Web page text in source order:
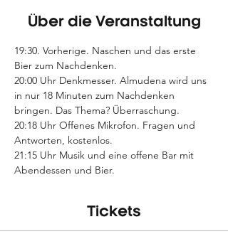
Über die Veranstaltung
19:30. Vorherige. Naschen und das erste
Bier zum Nachdenken.
20:00 Uhr Denkmesser. Almudena wird uns
in nur 18 Minuten zum Nachdenken
bringen. Das Thema? Überraschung.
20:18 Uhr Offenes Mikrofon. Fragen und
Antworten, kostenlos.
21:15 Uhr Musik und eine offene Bar mit
Abendessen und Bier.
Tickets